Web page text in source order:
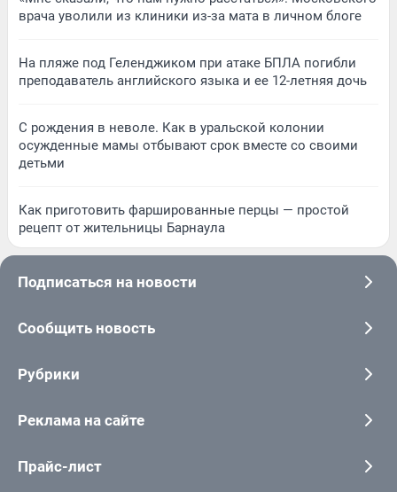
врача уволили из клиники из-за мата в личном блоге
На пляже под Геленджиком при атаке БПЛА погибли
преподаватель английского языка и ее 12-летняя дочь
С рождения в неволе. Как в уральской колонии
осужденные мамы отбывают срок вместе со своими
детьми
Как приготовить фаршированные перцы — простой
рецепт от жительницы Барнаула
Подписаться на новости
Сообщить новость
Рубрики
Реклама на сайте
Прайс-лист